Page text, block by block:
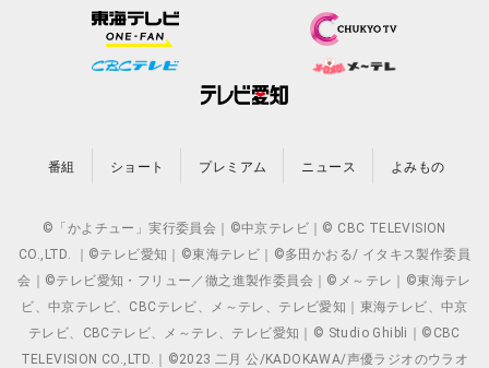
番組 ショート プレミアム ニュース よみもの
©「かよチュー」実行委員会｜©中京テレビ｜© CBC TELEVISION
CO.,LTD. ｜©テレビ愛知｜©東海テレビ｜©多田かおる/ イタキス製作委員
会｜©テレビ愛知・フリュー／徹之進製作委員会｜©メ～テレ｜©東海テレ
ビ、中京テレビ、CBCテレビ、メ～テレ、テレビ愛知｜東海テレビ、中京
テレビ、CBCテレビ、メ～テレ、テレビ愛知｜© Studio Ghibli｜©CBC
TELEVISION CO.,LTD.｜©2023 二月 公/KADOKAWA/声優ラジオのウラオ